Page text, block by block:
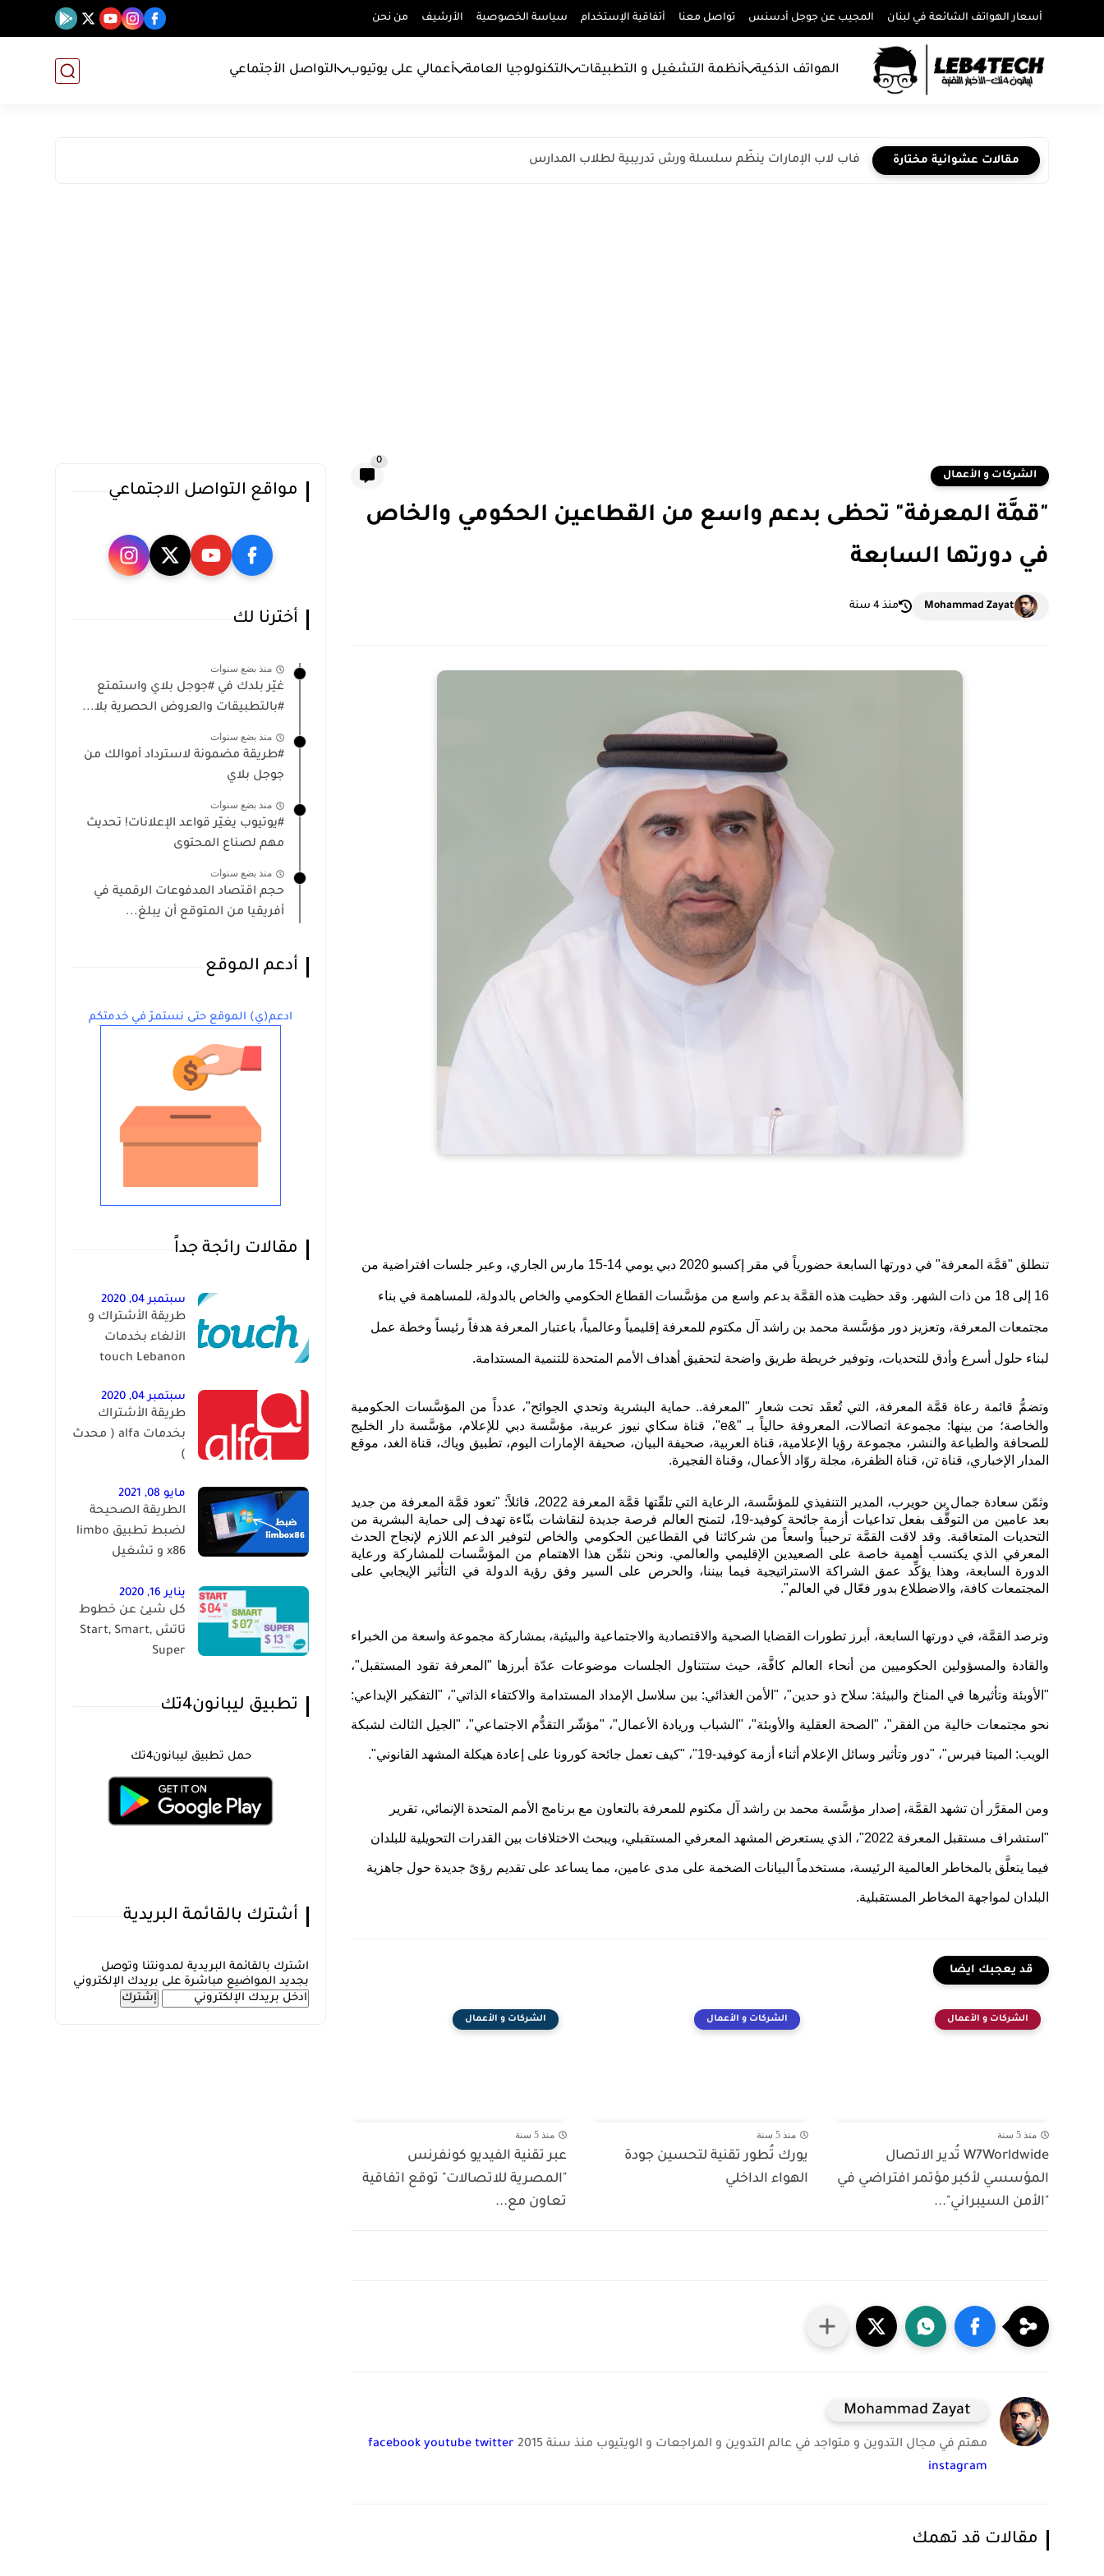
أسعار الهواتف الشائعة في لبنان المجيب عن جوجل أدسنس تواصل معنا أتفاقية الإستخدام سياسة الخصوصية الأرشيف من نحن
الهواتف الذكية أنظمة التشغيل و التطبيقات التكنولوجيا العامة أعمالي على يوتيوب التواصل الأجتماعي
مقالات عشوائية مختارة فاب لاب الإمارات ينظّم سلسلة ورش تدريبية لطلاب المدارس
الشركات و الأعمال
0
"قمَّة المعرفة" تحظى بدعم واسع من القطاعين الحكومي والخاص
في دورتها السابعة
Mohammad Zayat منذ 4 سنة
تنطلق "قمَّة المعرفة" في دورتها السابعة حضورياً في مقر إكسبو 2020 دبي يومي 14-15 مارس الجاري، وعبر جلسات افتراضية من
16 إلى 18 من ذات الشهر. وقد حظيت هذه القمَّة بدعم واسع من مؤسَّسات القطاع الحكومي والخاص بالدولة، للمساهمة في بناء
مجتمعات المعرفة، وتعزيز دور مؤسَّسة محمد بن راشد آل مكتوم للمعرفة إقليمياً وعالمياً، باعتبار المعرفة هدفاً رئيساً وخطة عمل
لبناء حلول أسرع وأدق للتحديات، وتوفير خريطة طريق واضحة لتحقيق أهداف الأمم المتحدة للتنمية المستدامة.
وتضمُّ قائمة رعاة قمَّة المعرفة، التي تُعقَد تحت شعار "المعرفة.. حماية البشرية وتحدي الجوائح"، عدداً من المؤسَّسات الحكومية
والخاصة؛ من بينها: مجموعة اتصالات، المعروفة حالياً بـ "&e"، قناة سكاي نيوز عربية، مؤسَّسة دبي للإعلام، مؤسَّسة دار الخليج
للصحافة والطباعة والنشر، مجموعة رؤيا الإعلامية، قناة العربية، صحيفة البيان، صحيفة الإمارات اليوم، تطبيق وياك، قناة الغد، موقع
المدار الإخباري، قناة تن، قناة الظفرة، مجلة روّاد الأعمال، وقناة الفجيرة.
وثمّن سعادة جمال بن حويرب، المدير التنفيذي للمؤسَّسة، الرعاية التي تلقّتها قمَّة المعرفة 2022، قائلاً: "تعود قمَّة المعرفة من جديد
بعد عامين من التوقُّف بفعل تداعيات أزمة جائحة كوفيد-19، لتمنح العالم فرصة جديدة لنقاشات بنّاءة تهدف إلى حماية البشرية من
التحديات المتعاقبة. وقد لاقت القمَّة ترحيباً واسعاً من شركائنا في القطاعين الحكومي والخاص لتوفير الدعم اللازم لإنجاح الحدث
المعرفي الذي يكتسب أهمية خاصة على الصعيدين الإقليمي والعالمي. ونحن نثمِّن هذا الاهتمام من المؤسَّسات للمشاركة ورعاية
الدورة السابعة، وهذا يؤكِّد عمق الشراكة الاستراتيجية فيما بيننا، والحرص على السير وفق رؤية الدولة في التأثير الإيجابي على
المجتمعات كافة، والاضطلاع بدور فعّال في العالم".
وترصد القمَّة، في دورتها السابعة، أبرز تطورات القضايا الصحية والاقتصادية والاجتماعية والبيئية، بمشاركة مجموعة واسعة من الخبراء
والقادة والمسؤولين الحكوميين من أنحاء العالم كافَّة، حيث ستتناول الجلسات موضوعات عدّة أبرزها "المعرفة تقود المستقبل"،
"الأوبئة وتأثيرها في المناخ والبيئة: سلاح ذو حدين"، "الأمن الغذائي: بين سلاسل الإمداد المستدامة والاكتفاء الذاتي"، "التفكير الإبداعي:
نحو مجتمعات خالية من الفقر"، "الصحة العقلية والأوبئة"، "الشباب وريادة الأعمال"، "مؤشّر التقدُّم الاجتماعي"، "الجيل الثالث لشبكة
الويب: الميتا فيرس"، "دور وتأثير وسائل الإعلام أثناء أزمة كوفيد-19"، "كيف تعمل جائحة كورونا على إعادة هيكلة المشهد القانوني".
ومن المقرَّر أن تشهد القمَّة، إصدار مؤسَّسة محمد بن راشد آل مكتوم للمعرفة بالتعاون مع برنامج الأمم المتحدة الإنمائي، تقرير
"استشراف مستقبل المعرفة 2022"، الذي يستعرض المشهد المعرفي المستقبلي، ويبحث الاختلافات بين القدرات التحويلية للبلدان
فيما يتعلَّق بالمخاطر العالمية الرئيسة، مستخدماً البيانات الضخمة على مدى عامين، مما يساعد على تقديم رؤىً جديدة حول جاهزية
البلدان لمواجهة المخاطر المستقبلية.
قد يعجبك ايضا
الشركات و الأعمال
منذ 5 سنة
W7Worldwide تُدير الاتصال
المؤسسي لأكبر مؤتمر افتراضي في
"الأمن السيبراني"...
الشركات و الأعمال
منذ 5 سنة
يورك تُطور تقنية لتحسين جودة
الهواء الداخلي
الشركات و الأعمال
منذ 5 سنة
عبر تقنية الفيديو كونفرنس
"المصرية للاتصالات" توقع اتفاقية
تعاون مع...
Mohammad Zayat
مهتم في مجال التدوين و متواجد في عالم التدوين و المراجعات و الويتيوب منذ سنة 2015 facebook youtube twitter
instagram
مقالات قد تهمك
مواقع التواصل الاجتماعي
أخترنا لك
منذ بضع سنوات
غيّر بلدك في #جوجل بلاي واستمتع
#بالتطبيقات والعروض الحصرية بلا...
منذ بضع سنوات
#طريقة مضمونة لاسترداد أموالك من
جوجل بلاي
منذ بضع سنوات
#يوتيوب يغيّر قواعد الإعلانات! تحديث
مهم لصناع المحتوى
منذ بضع سنوات
حجم اقتصاد المدفوعات الرقمية في
أفريقيا من المتوقع أن يبلغ...
أدعم الموقع
ادعم(ي) الموقع حتى نستمرّ في خدمتكم
مقالات رائجة جداً
سبتمبر 04, 2020
طريقة الأشتراك و
الألغاء بخدمات
touch Lebanon
سبتمبر 04, 2020
طريقة الأشتراك
بخدمات alfa ( محدث
)
مايو 08, 2021
الطريقة الصحيحة
لضبط تطبيق limbo
x86 و تشغيل
يناير 16, 2020
كل شيئ عن خطوط
تاتش Start, Smart,
Super
تطبيق ليبانون4تك
حمل تطبيق ليبانون4تك
أشترك بالقائمة البريدية
اشترك بالقائمة البريدية لمدونتنا وتوصل
بجديد المواضيع مباشرة على بريدك الإلكتروني